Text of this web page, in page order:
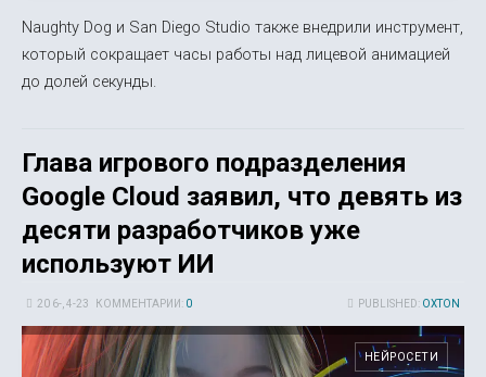
Naughty Dog и San Diego Studio также внедрили инструмент,
который сокращает часы работы над лицевой анимацией
до долей секунды.
Глава игрового подразделения
Google Cloud заявил, что девять из
десяти разработчиков уже
используют ИИ
PUBLISHED: OXTON
20 6-, 4-23 КОММЕНТАРИИ: 0
НЕЙРОСЕТИ